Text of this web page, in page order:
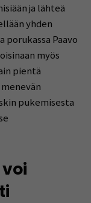
ja lähteä
yhden
porukassa Paavo
myös
pientä
pukemisesta